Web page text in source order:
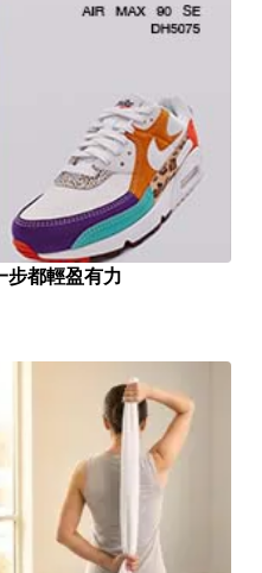
步都輕盈有力